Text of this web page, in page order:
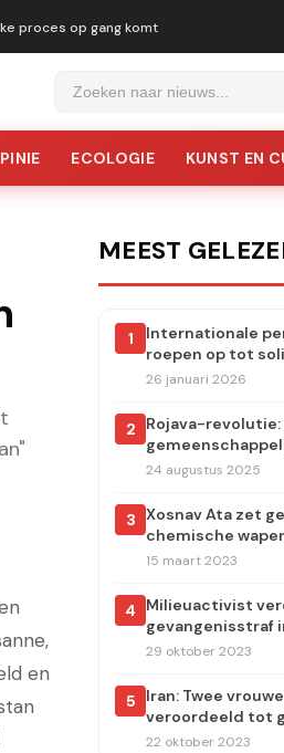
proces op gang komt
ECOLOGIE KUNST EN
en
MEEST
1
Internationale
roepen op tot
Rojava: aanvallen
26 januari 2026
2
Rojava-revolutie:
dorp Carudiye
24 augustus 2025
3 Xosnav Ata zet
chemische
de agenda van
15 maart 2023
4
Milieuactivist
gevangenisstraf
29 oktober 2023
5
Iran: Twee
veroordeeld tot
voor
22 oktober 2023